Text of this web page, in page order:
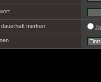
dauerhaft merken